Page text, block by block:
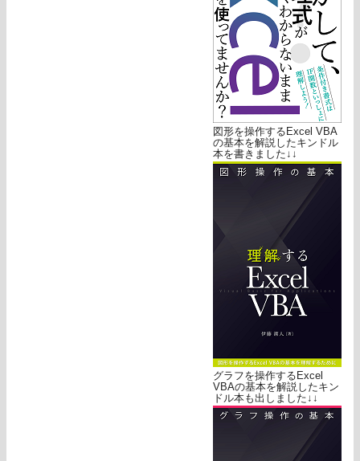
図形を操作するExcel VBA
の基本を解説したキンドル
本を書きました↓↓
グラフを操作するExcel
VBAの基本を解説したキン
ドル本も出しました↓↓